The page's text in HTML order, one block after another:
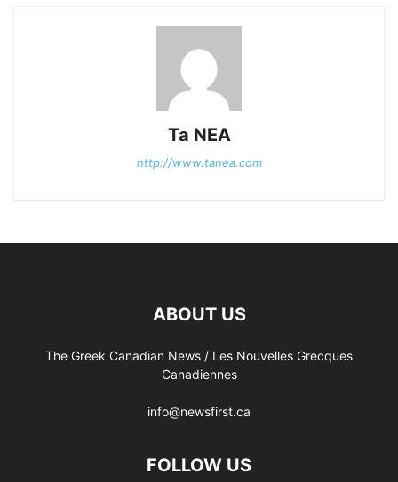
Ta NEA
http://www.tanea.com
ABOUT US
The Greek Canadian News / Les Nouvelles Grecques
Canadiennes
info@newsfirst.ca
FOLLOW US